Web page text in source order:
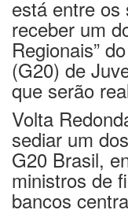
está entre os
receber um
Regionais”
(G20) de
que serão
Volta
sediar um
G20 Brasil,
ministros de
bancos